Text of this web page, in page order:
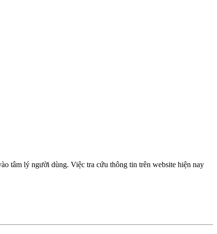
tâm lý người dùng. Việc tra cứu thông tin trên website hiện nay